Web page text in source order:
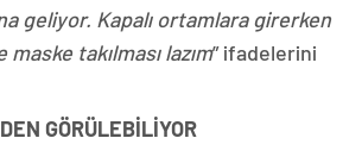
geliyor. Kapalı ortamlara girerken
takılması lazım” ifadelerini
GÖRÜLEBİLİYOR